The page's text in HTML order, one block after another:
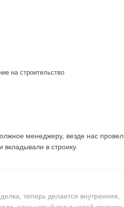
на строительство
менеджеру, везде нас провел,
в строику.
теперь делается внутренняя,